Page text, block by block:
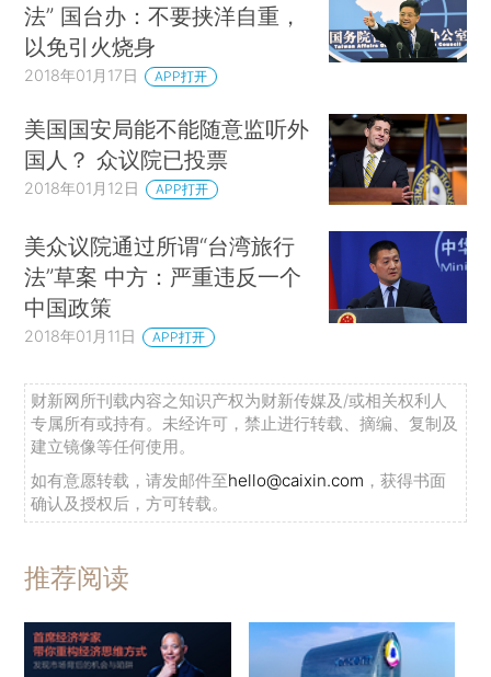
法” 国台办：不要挟洋自重，
以免引火烧身
2018年01月17日 APP打开
美国国安局能不能随意监听外
国人？ 众议院已投票
2018年01月12日 APP打开
美众议院通过所谓“台湾旅行
法”草案 中方：严重违反一个
中国政策
2018年01月11日 APP打开
财新网所刊载内容之知识产权为财新传媒及/或相关权利人
专属所有或持有。未经许可，禁止进行转载、摘编、复制及
建立镜像等任何使用。
如有意愿转载，请发邮件至hello@caixin.com ，获得书面
确认及授权后，方可转载。
推荐阅读